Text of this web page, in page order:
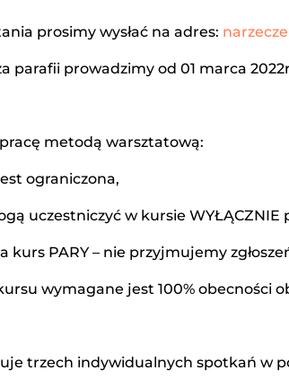
prosimy wysłać na adres:
parafii prowadzimy od 01 marca
metodą warsztatową:
ograniczona,
uczestniczyć w kursie WYŁĄCZNIE
kurs PARY – nie przyjmujemy
wymagane jest 100% obecności
trzech indywidualnych spotkań w